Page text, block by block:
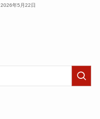
2026年5月22日